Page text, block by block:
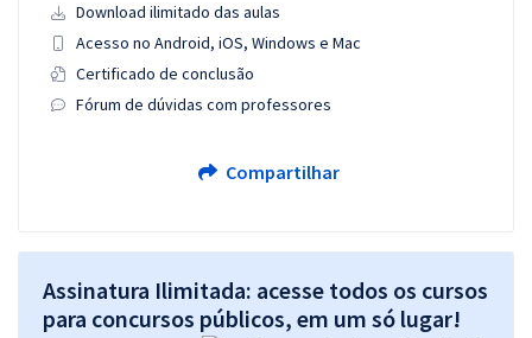
Download ilimitado das aulas
Acesso no Android, iOS, Windows e Mac
Certificado de conclusão
Fórum de dúvidas com professores
Compartilhar
Assinatura Ilimitada: acesse todos os cursos
para concursos públicos, em um só lugar!